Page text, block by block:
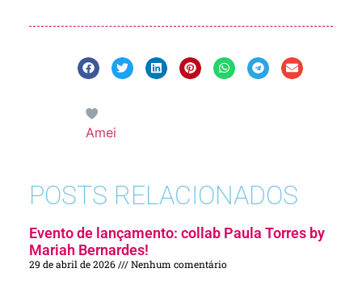
Amei
POSTS RELACIONADOS
Evento de lançamento: collab Paula Torres by
Mariah Bernardes!
29 de abril de 2026 Nenhum comentário